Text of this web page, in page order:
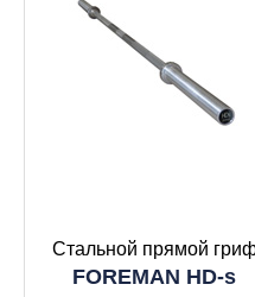
Стальной прямой
FOREMAN HD-s